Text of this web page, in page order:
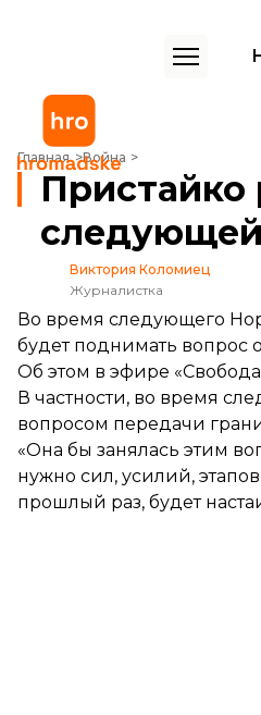
Главная Война
Пристайко рассказал, что
Пристайко
следующей
Виктория Коломиец
Журналистка
Во время следующего
будет поднимать вопрос
Об этом в эфире
В частности, во время
вопросом передачи
«Она бы занялась этим
нужно сил, усилий,
прошлый раз, будет